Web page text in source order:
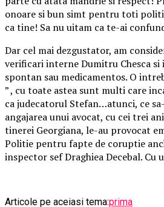
onoare si bun simt pentru toti
ca tine! Sa nu uitam ca te-ai
Dar cel mai dezgustator, am
verificari interne Dumitru Chesca
spontan sau medicamentos. O
” , cu toate astea sunt multi care
ca judecatorul Stefan…atunci, ce
angajarea unui avocat, cu cei trei
tinerei Georgiana, le-au provocat
Politie pentru fapte de coruptie
inspector sef Draghiea Decebal.
Articole pe aceiasi tema:prima